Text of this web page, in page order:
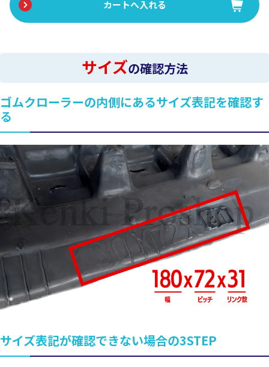
サイズの確認方法
ゴムクローラーの内側にあるサイズ表記を確認す
る
サイズ表記が確認できない場合の3STEP